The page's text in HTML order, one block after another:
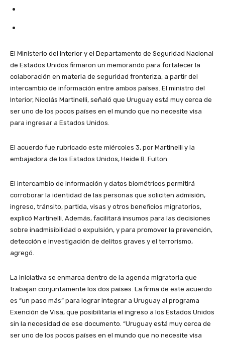
El Ministerio del Interior y el Departamento de Seguridad Nacional
de Estados Unidos firmaron un memorando para fortalecer la
colaboración en materia de seguridad fronteriza, a partir del
intercambio de información entre ambos países. El ministro del
Interior, Nicolás Martinelli, señaló que Uruguay está muy cerca de
ser uno de los pocos países en el mundo que no necesite visa
para ingresar a Estados Unidos.
El acuerdo fue rubricado este miércoles 3, por Martinelli y la
embajadora de los Estados Unidos, Heide B. Fulton.
El intercambio de información y datos biométricos permitirá
corroborar la identidad de las personas que soliciten admisión,
ingreso, tránsito, partida, visas y otros beneficios migratorios,
explicó Martinelli. Además, facilitará insumos para las decisiones
sobre inadmisibilidad o expulsión, y para promover la prevención,
detección e investigación de delitos graves y el terrorismo,
agregó.
La iniciativa se enmarca dentro de la agenda migratoria que
trabajan conjuntamente los dos países. La firma de este acuerdo
es “un paso más” para lograr integrar a Uruguay al programa
Exención de Visa, que posibilitaría el ingreso a los Estados Unidos
sin la necesidad de ese documento. “Uruguay está muy cerca de
ser uno de los pocos países en el mundo que no necesite visa